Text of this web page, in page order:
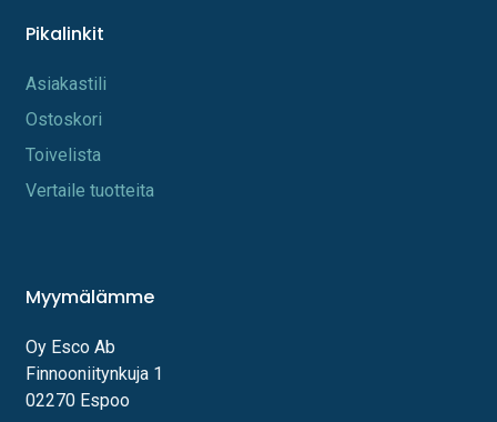
Pikalinkit
A​s​iakastili
Os​toskori
Toi​velista
Vertaile tuotteita
Myymälämme
Oy Esco Ab
Finnooniitynkuja 1
02270 Espoo